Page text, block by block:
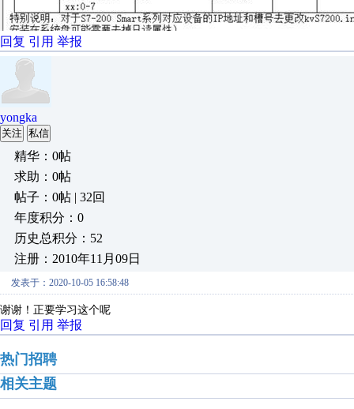
回复 引用 举报
yongka
关注 私信
精华：0帖
求助：0帖
帖子：0帖 | 32回
年度积分：0
历史总积分：52
注册：2010年11月09日
发表于：2020-10-05 16:58:48
谢谢！正要学习这个呢
回复 引用 举报
热门招聘
相关主题